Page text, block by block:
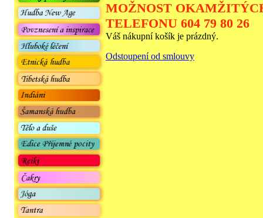
MOŽNOST
TELEFONU 604 79 80 26
Váš nákupní košík je prázdný.
Odstoupení od smlouvy